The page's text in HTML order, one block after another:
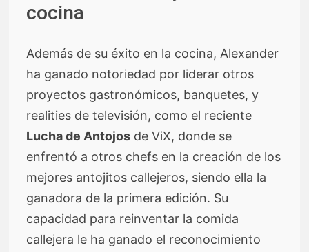
cocina
Además de su éxito en la cocina, Alexander
ha ganado notoriedad por liderar otros
proyectos gastronómicos, banquetes, y
realities de televisión, como el reciente
Lucha de Antojos de ViX, donde se
enfrentó a otros chefs en la creación de los
mejores antojitos callejeros, siendo ella la
ganadora de la primera edición. Su
capacidad para reinventar la comida
callejera le ha ganado el reconocimiento